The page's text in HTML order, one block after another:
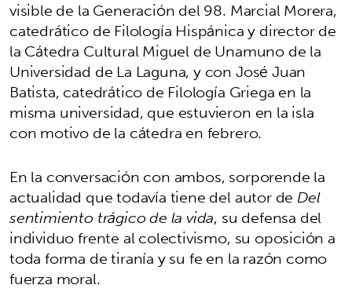
visible de la Generación del 98. Marcial Morera,
catedrático de Filología Hispánica y director de
la Cátedra Cultural Miguel de Unamuno de la
Universidad de La Laguna, y con José Juan
Batista, catedrático de Filología Griega en la
misma universidad, que estuvieron en la isla
con motivo de la cátedra en febrero.
En la conversación con ambos, sorporende la
actualidad que todavía tiene del autor de Del
sentimiento trágico de la vida, su defensa del
individuo frente al colectivismo, su oposición a
toda forma de tiranía y su fe en la razón como
fuerza moral.